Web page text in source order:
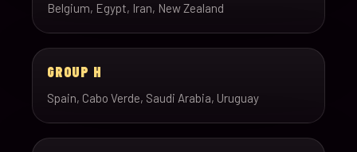
Belgium, Egypt, Iran, New Zealand
GROUP H
Spain, Cabo Verde, Saudi Arabia, Uruguay